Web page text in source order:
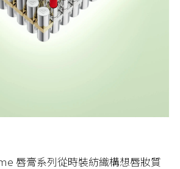
唇膏系列從時裝紡織構想唇妝質